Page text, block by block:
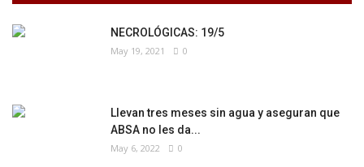
NECROLÓGICAS: 19/5
May 19, 2021 0
Llevan tres meses sin agua y aseguran que
ABSA no les da...
May 6, 2022 0